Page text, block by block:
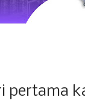
pertama